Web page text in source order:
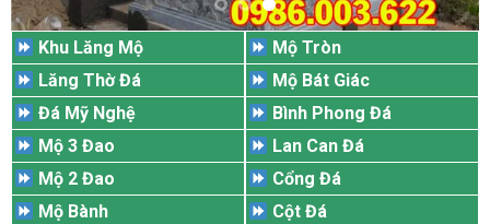
Khu Lăng Mộ
Lăng Thờ Đá
Đá Mỹ Nghệ
Mộ 3 Đao
Mộ 2 Đao
Mộ Bành
Mộ Tròn
Mộ Bát Giác
Bình Phong Đá
Lan Can Đá
Cổng Đá
Cột Đá